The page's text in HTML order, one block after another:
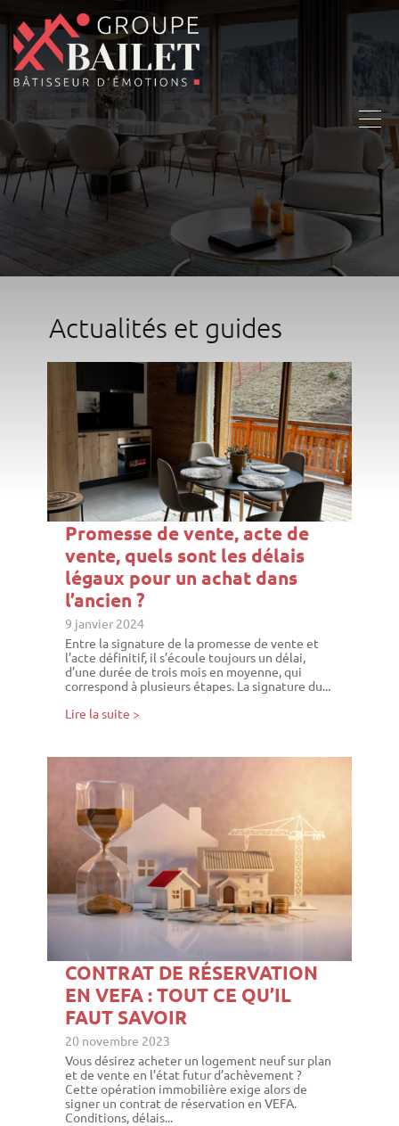
Actualités et guides
Promesse de vente, acte de
vente, quels sont les délais
légaux pour un achat dans
l’ancien ?
9 janvier 2024
Entre la signature de la promesse de vente et
l’acte définitif, il s’écoule toujours un délai,
d’une durée de trois mois en moyenne, qui
correspond à plusieurs étapes. La signature du...
Lire la suite >
CONTRAT DE RÉSERVATION
EN VEFA : TOUT CE QU’IL
FAUT SAVOIR
20 novembre 2023
Vous désirez acheter un logement neuf sur plan
et de vente en l’état futur d’achèvement ?
Cette opération immobilière exige alors de
signer un contrat de réservation en VEFA.
Conditions, délais...